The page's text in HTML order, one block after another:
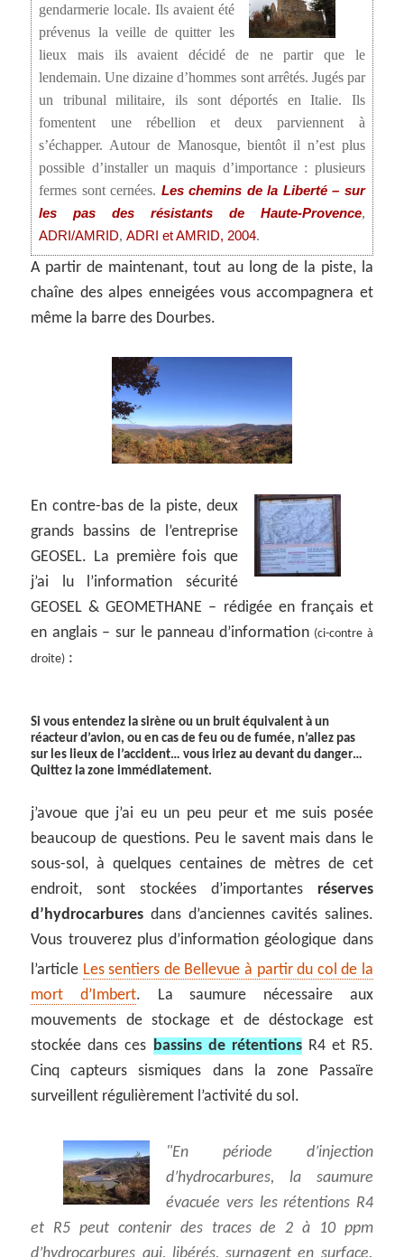
gendarmerie locale. Ils avaient été
prévenus la veille de quitter les
lieux mais ils avaient décidé de ne partir que le
lendemain. Une dizaine d’hommes sont arrêtés. Jugés par
un tribunal militaire, ils sont déportés en Italie. Ils
fomentent une rébellion et deux parviennent à
s’échapper. Autour de Manosque, bientôt il n’est plus
possible d’installer un maquis d’importance : plusieurs
fermes sont cernées. Les chemins de la Liberté – sur
les pas des résistants de Haute-Provence,
ADRI/AMRID,ADRI et AMRID, 2004.
A partir de maintenant, tout au long de la piste, la
chaîne des alpes enneigées vous accompagnera et
même la barre des Dourbes.
En contre-bas de la piste, deux
grands bassins de l’entreprise
GEOSEL. La première fois que
j’ai lu l’information sécurité
GEOSEL & GEOMETHANE – rédigée en français et
en anglais – sur le panneau d’information (ci-contre à
droite) :
Si vous entendez la sirène ou un bruit équivalent à un
réacteur d’avion, ou en cas de feu ou de fumée, n’allez pas
sur les lieux de l’accident… vous iriez au devant du danger…
Quittez la zone immédiatement.
j’avoue que j’ai eu un peu peur et me suis posée
beaucoup de questions. Peu le savent mais dans le
sous-sol, à quelques centaines de mètres de cet
endroit, sont stockées d’importantes réserves
d’hydrocarbures dans d’anciennes cavités salines.
Vous trouverez plus d’information géologique dans
l’article Les sentiers de Bellevue à partir du col de la
mort d’Imbert. La saumure nécessaire aux
mouvements de stockage et de déstockage est
stockée dans ces bassins de rétentionsR4 et R5.
Cinq capteurs sismiques dans la zone Passaïre
surveillent régulièrement l’activité du sol.
En période d’injection
d’hydrocarbures, la saumure
évacuée vers les rétentions R4
et R5 peut contenir des traces de 2 à 10 ppm